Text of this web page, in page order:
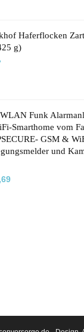
Haferflocken
g)
Funk
Smarthome vom
GSM &
und